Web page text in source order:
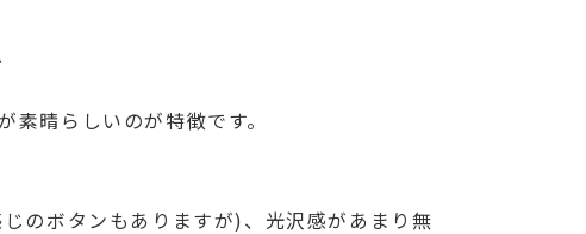
晴らしいのが特徴です。
のボタンもありますが)、光沢感があまり無